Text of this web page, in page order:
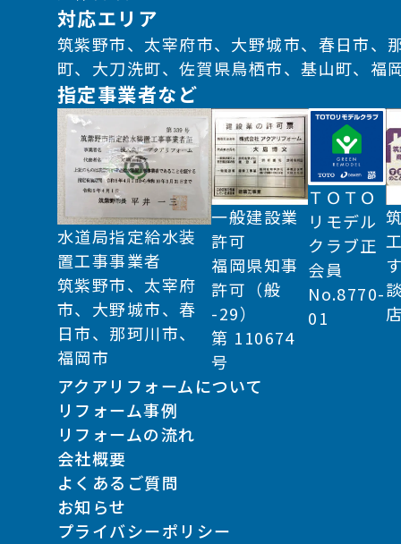
対応エリア
筑紫野市、太宰府市、大野城市、春日市、
町、大刀洗町、佐賀県鳥栖市、基山町、福
指定事業者など
水道局指定給水装
置工事事業者
筑紫野市、太宰府
市、大野城市、春
日市、那珂川市、
福岡市
一般建設業
許可
福岡県知事
許可（般
-29）
第 110674
号
ＴＯＴＯ
リモデル
クラブ正
会員
No.8770-
01
アクアリフォームについて
リフォーム事例
リフォームの流れ
会社概要
よくあるご質問
お知らせ
プライバシーポリシー